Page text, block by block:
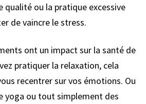
qualité ou la pratique excessive
de vaincre le stress.
ont un impact sur la santé de
pratiquer la relaxation, cela
recentrer sur vos émotions. Ou
yoga ou tout simplement des